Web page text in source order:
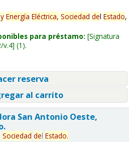
y Energía Eléctrica, Sociedad del Estado,
para préstamo: Signatura
v.4 (1).
reserva
al carrito
San Antonio Oeste,
Sociedad del Estado.